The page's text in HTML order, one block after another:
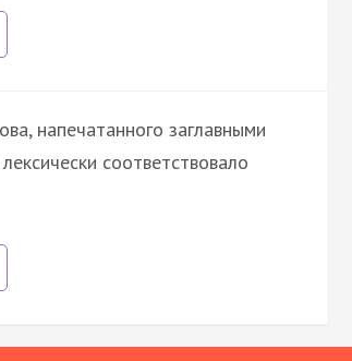
напечатанного заглавными
соответствовало